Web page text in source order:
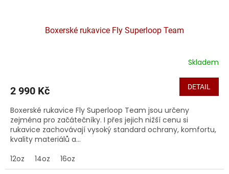
Boxerské rukavice Fly Superloop Team
Skladem
2 990 Kč DETAIL
Boxerské rukavice Fly Superloop Team jsou určeny
zejména pro začátečníky. I přes jejich nižší cenu si
rukavice zachovávají vysoký standard ochrany, komfortu,
kvality materiálů a...
12oz
14oz 16oz